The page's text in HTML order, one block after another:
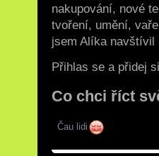
nakupování, nové
tvoření, umění,
jsem Alíka navštívil
Přihlas se a přidej
Co chci říct
Čau lidi